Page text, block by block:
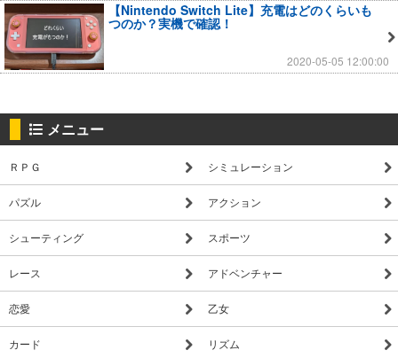
【Nintendo Switch Lite】充電はどのくらいも
つのか？実機で確認！
2020-05-05 12:00:00
メニュー
ＲＰＧ シミュレーション
パズル アクション
シューティング スポーツ
レース アドベンチャー
恋愛 乙女
カード リズム